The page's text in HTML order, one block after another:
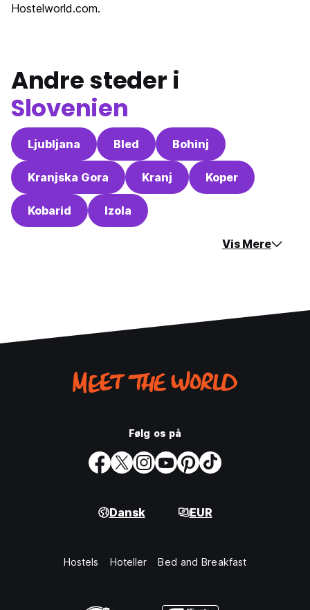
Hostelworld.com.
Andre steder i
Slovenien
Ljubljana Bled Bohinj
Kranjska Gora Kranj Koper
Kobarid Izola
Vis Mere
Følg os på
Dansk EUR
Hostels Hoteller Bed and Breakfast